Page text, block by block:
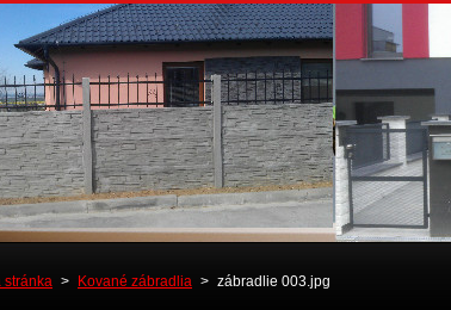
stránka > Kované zábradlia > zábradlie 003.jpg